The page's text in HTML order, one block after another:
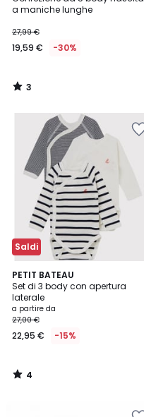
a maniche lunghe
27,99 €
19,59 € -30%
5
3
/
Saldi
PETIT BATEAU
Set di 3 body con apertura
laterale
a partire da
27,00 €
22,95 € -15%
4
/
5
4
/